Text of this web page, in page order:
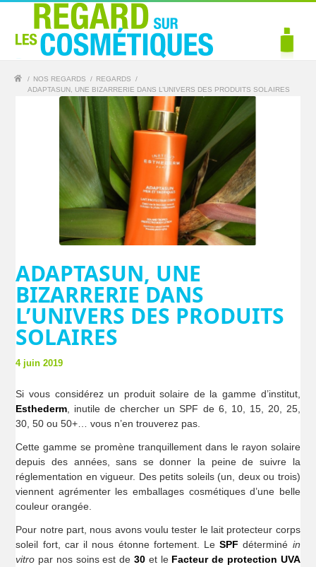
/ NOS REGARDS / REGARDS
/
ADAPTASUN, UNE BIZARRERIE DANS L’UNIVERS DES PRODUITS SOLAIRES
ADAPTASUN, UNE
BIZARRERIE DANS
L’UNIVERS DES PRODUITS
SOLAIRES
4 juin 2019
Si vous considérez un produit solaire de la gamme d’institut,
Esthederm , inutile de chercher un SPF de 6, 10, 15, 20, 25,
30, 50 ou 50+… vous n’en trouverez pas.
Cette gamme se promène tranquillement dans le rayon solaire
depuis des années, sans se donner la peine de suivre la
réglementation en vigueur. Des petits soleils (un, deux ou trois)
viennent agrémenter les emballages cosmétiques d’une belle
couleur orangée.
Pour notre part, nous avons voulu tester le lait protecteur corps
soleil fort, car il nous étonne fortement. LeSPF déterminé in
vitro par nos soins est de 30 et leFacteur de protection UVA